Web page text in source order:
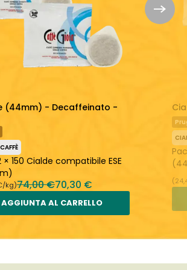
(44mm) - Decaffeinato -
× 150 Cialde compatibile ESE
kg)74,00 €70,30 €
AGGIUNTA AL CARRELLO